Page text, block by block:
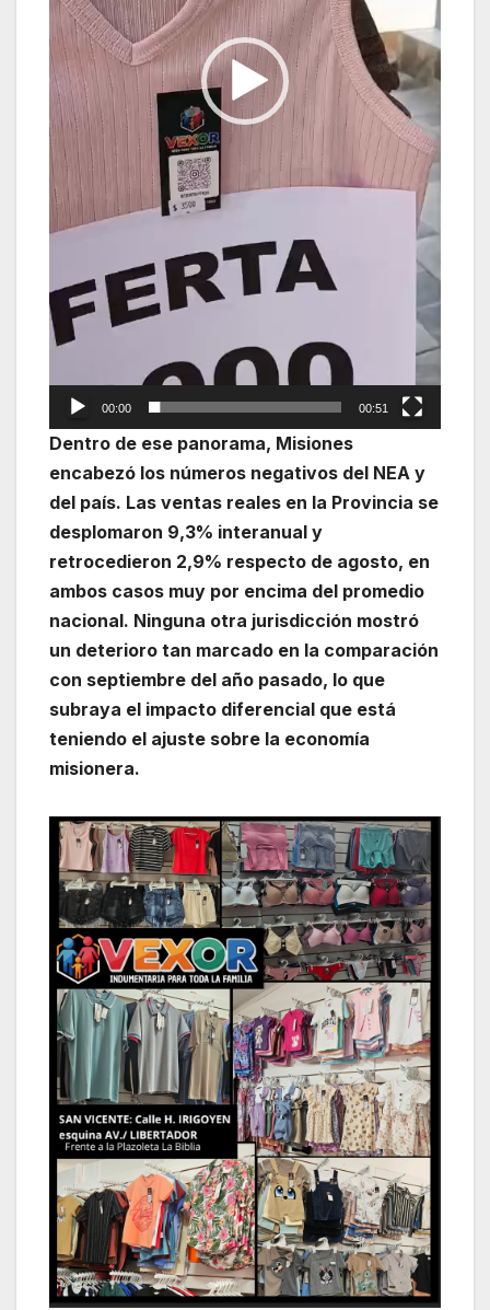
00:00 00:51
Dentro de ese panorama, Misiones
encabezó los números negativos del NEA y
del país. Las ventas reales en la Provincia se
desplomaron 9,3% interanual y
retrocedieron 2,9% respecto de agosto, en
ambos casos muy por encima del promedio
nacional. Ninguna otra jurisdicción mostró
un deterioro tan marcado en la comparación
con septiembre del año pasado, lo que
subraya el impacto diferencial que está
teniendo el ajuste sobre la economía
misionera.